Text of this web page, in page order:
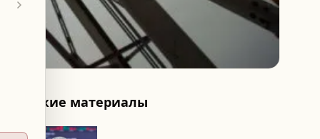
Похожие материалы